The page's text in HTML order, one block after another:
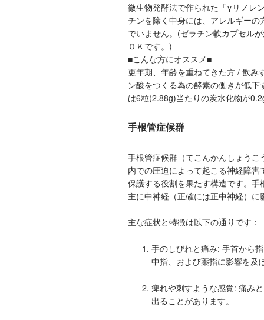
微生物発酵法で作られた「γリノレ
チンを除く中身には、アレルギー
でいません。(ゼラチン軟カプセル
ＯＫです。)
■こんな方にオススメ■
更年期、年齢を重ねてきた方 / 飲み
ン酸をつくる為の酵素の働きが低
は6粒(2.88g)当たりの炭水化物が
手根管症候群
手根管症候群（てこんかんしょう
内での圧迫によって起こる神経障
保護する役割を果たす構造です。
主に中神経（正確には正中神経）
主な症状と特徴は以下の通りです：
手のしびれと痛み: 手首から
中指、および薬指に影響を及
痺れや刺すような感覚: 痛み
出ることがあります。